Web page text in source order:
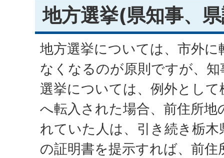
地方選挙(県知事、
地方選挙については、市外
なくなるのが原則ですが、
選挙については、例外とし
へ転入された場合、前住所地
れていた人は、引き続き栃
の証明書を提示すれば、前